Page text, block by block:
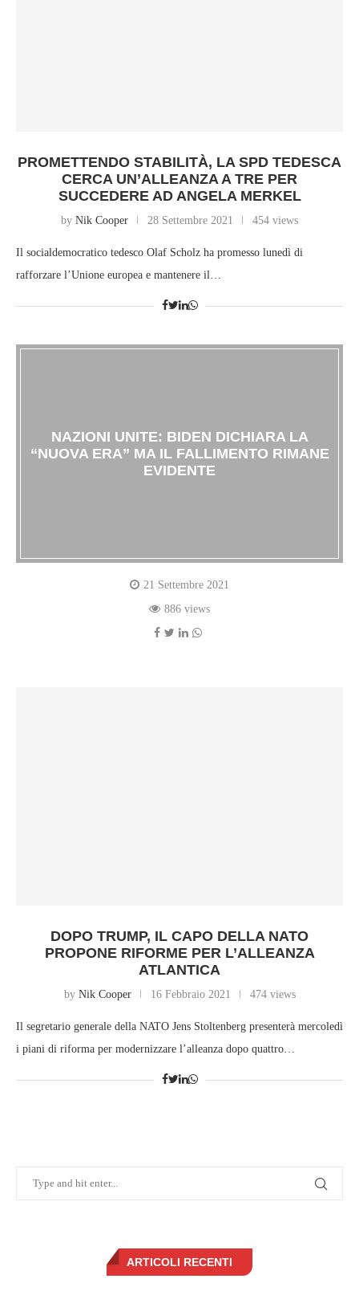
PROMETTENDO STABILITÀ, LA SPD TEDESCA
CERCA UN’ALLEANZA A TRE PER
SUCCEDERE AD ANGELA MERKEL
by Nik Cooper 28 Settembre 2021 454 views
Il socialdemocratico tedesco Olaf Scholz ha promesso lunedì di
rafforzare l’Unione europea e mantenere il…
NAZIONI UNITE: BIDEN DICHIARA LA
“NUOVA ERA” MA IL FALLIMENTO RIMANE
EVIDENTE
21 Settembre 2021
886 views
DOPO TRUMP, IL CAPO DELLA NATO
PROPONE RIFORME PER L’ALLEANZA
ATLANTICA
by Nik Cooper 16 Febbraio 2021 474 views
Il segretario generale della NATO Jens Stoltenberg presenterà mercoledì
i piani di riforma per modernizzare l’alleanza dopo quattro…
ARTICOLI RECENTI